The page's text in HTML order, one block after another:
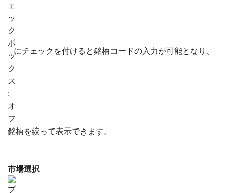
にチェックを付けると銘柄コードの入力が可能となり、
銘柄を絞って表示できます。
市場選択